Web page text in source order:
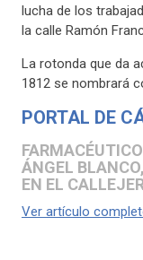
lucha de los
la calle Ramón
La rotonda que da
1812 se nombrará
PORTAL DE
ÁNGEL
EN EL
Ver artículo